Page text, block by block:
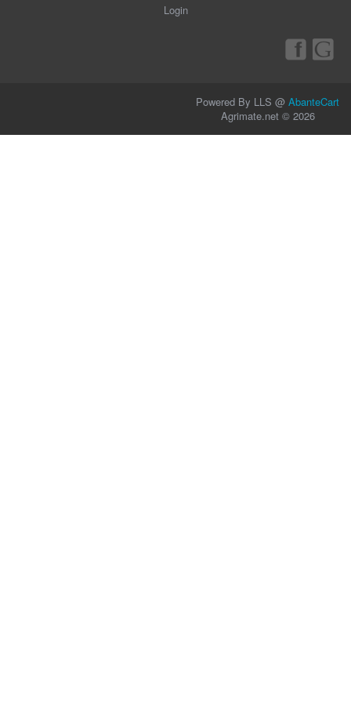
Login
Powered By LLS @ AbanteCart
Agrimate.net © 2026